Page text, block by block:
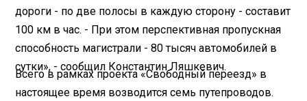
дороги - по две полосы в каждую сторону - составит
100 км в час. - При этом перспективная пропускная
способность магистрали - 80 тысяч автомобилей в
сутки», - сообщил Константин Ляшкевич.
Всего в рамках проекта «Свободный переезд» в
настоящее время возводится семь путепроводов.